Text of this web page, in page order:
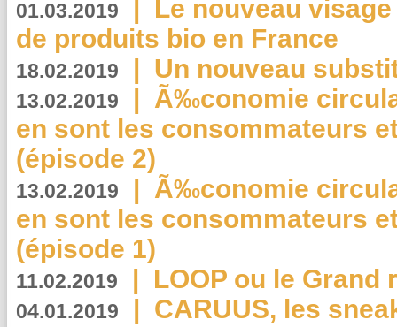
01.03.2019
Le nouveau
de produits bio en France
18.02.2019 | Un nouveau
13.02.2019 | Ã‰conomie
en sont les consommateurs
(épisode 2)
13.02.2019 | Ã‰conomie
en sont les consommateurs
(épisode 1)
11.02.2019 | LOOP ou le Grand
04.01.2019 | CARUUS, les